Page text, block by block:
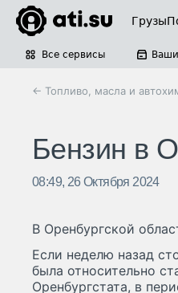
Грузы
Все сервисы
← Топливо, масла и
Бензин в
08:49, 26 Октября 2024
В Оренбургской
Если неделю назад
была относительно
Оренбургстата, в